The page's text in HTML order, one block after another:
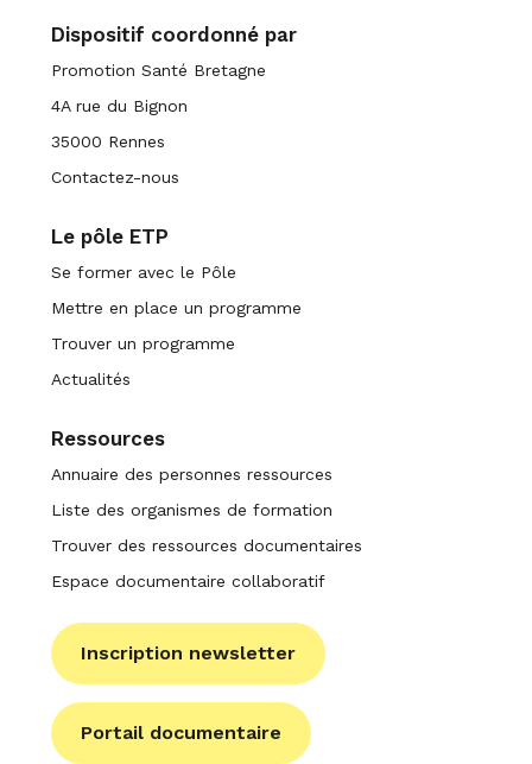
Dispositif coordonné par
Promotion Santé Bretagne
4A rue du Bignon
35000 Rennes
Contactez-nous
Le pôle ETP
Se former avec le Pôle
Mettre en place un programme
Trouver un programme
Actualités
Ressources
Annuaire des personnes ressources
Liste des organismes de formation
Trouver des ressources documentaires
Espace documentaire collaboratif
Inscription newsletter
Portail documentaire